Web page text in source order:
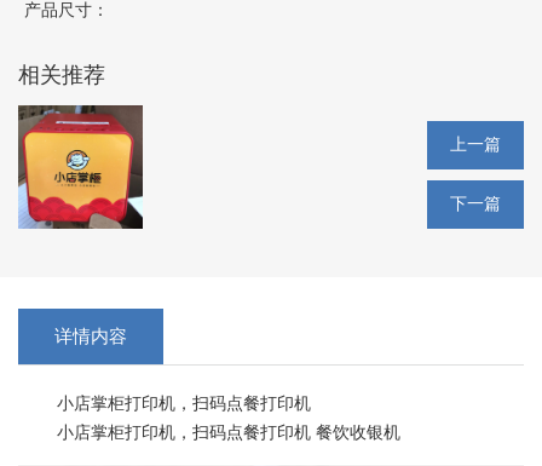
产品尺寸：
相关推荐
上一篇
下一篇
详情内容
小店掌柜打印机，扫码点餐打印机
小店掌柜打印机，扫码点餐打印机 餐饮收银机